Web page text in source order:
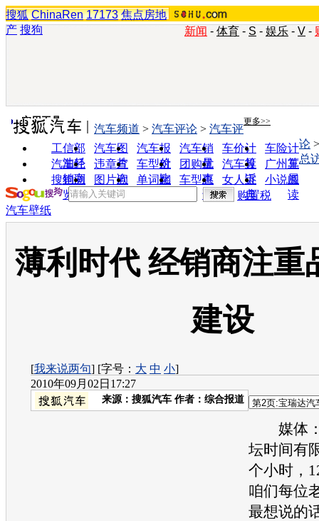
搜狐 ChinaRen 17173 焦点房地
产 搜狗 新闻 - 体育 - S - 娱乐 - V -
实用工具 更多>>
工信部
油耗
汽车图
片
汽车报
价
汽车销
量
车价计
算
车险计
算
汽车经
销商
违章查
询
车型对
比
团购优
惠
汽车投
诉
广州车
展
搜狗浏
览器
图片欣
赏
单词翻
车型查
询
女人宝
典
小说阅
读
汽车频道 > 汽车评论 > 汽车评
论
总
购置税
汽车壁纸
薄利时代 经销商注重
建设
[我来说两句] [字号： 大 中 小]
2010年09月02日17:27
来源： 搜狐汽车 作者：综合报道
媒体：
坛时间有
个小时，
咱们每位
最想说的